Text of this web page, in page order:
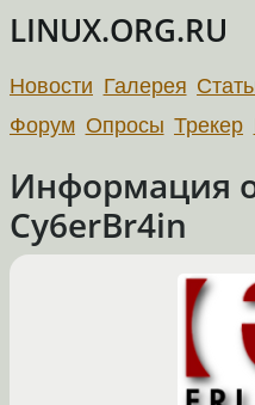
LINUX.ORG.RU
Новости Галерея
Форум Опросы Трекер
Информация
Cy6erBr4in